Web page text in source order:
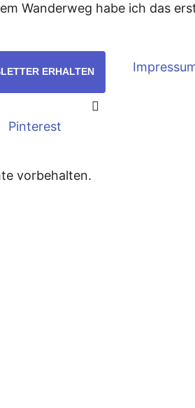
Wanderweg habe ich das
ERHALTEN
Pinterest
vorbehalten.